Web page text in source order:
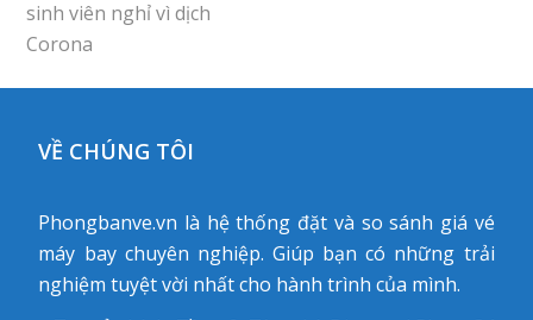
sinh viên nghỉ vì dịch
Corona
VỀ CHÚNG TÔI
Phongbanve.vn là hệ thống đặt và so sánh giá vé
máy bay chuyên nghiệp. Giúp bạn có những trải
nghiệm tuyệt vời nhất cho hành trình của mình.